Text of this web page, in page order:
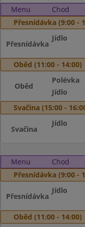
Menu Chod
Přesnídávka (9:00 -
Přesnídávka
Jídlo
Oběd (11:00 - 14:00)
Oběd
Polévka
Jídlo
Svačina (15:00 -
Svačina
Jídlo
Menu Chod
Přesnídávka (9:00 -
Přesnídávka
Jídlo
Oběd (11:00 - 14:00)